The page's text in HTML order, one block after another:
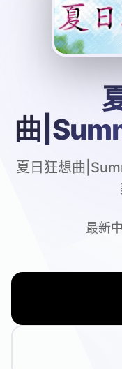
曲
夏日狂想曲
最新